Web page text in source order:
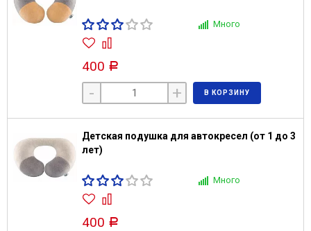
Много
400 Р
- + В КОРЗИНУ
Детская подушка для автокресел (от 1 до 3
лет)
Много
400 Р